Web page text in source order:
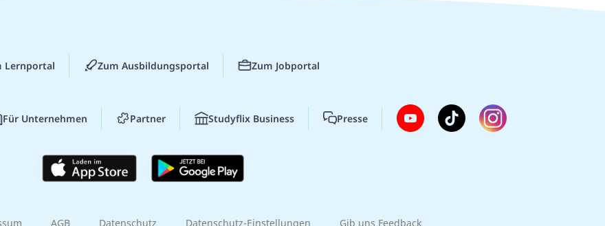
Lernportal Zum Ausbildungsportal Zum Jobportal
Für Unternehmen Partner Studyflix Business Presse
AGB Datenschutz Datenschutz-Einstellungen Gib uns Feedback